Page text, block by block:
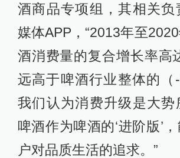
酒商品专项组，其相关负
媒体APP，“2013年至
酒消费量的复合增长率高
远高于啤酒行业整体的（-
我们认为消费升级是大势
啤酒作为啤酒的‘进阶版’
户对品质生活的追求。”